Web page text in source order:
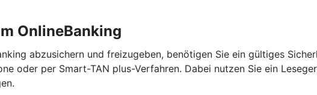
OnlineBanking
abzusichern und freizugeben, benötigen Sie ein gültiges
oder per Smart-TAN plus-Verfahren. Dabei nutzen Sie ein